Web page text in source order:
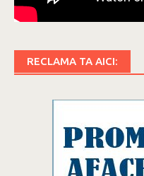
RECLAMA TA AICI: